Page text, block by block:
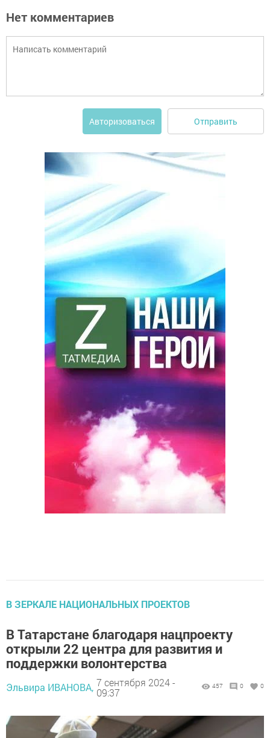
Нет комментариев
Авторизоваться Отправить
В ЗЕРКАЛЕ НАЦИОНАЛЬНЫХ ПРОЕКТОВ
В Татарстане благодаря нацпроекту
открыли 22 центра для развития и
поддержки волонтерства
Эльвира ИВАНОВА, 7 сентября 2024 -
09:37
457 0 0